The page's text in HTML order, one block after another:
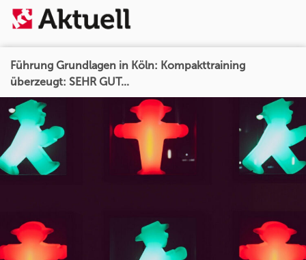
Führung Grundlagen in Köln: Kompakttraining
überzeugt: SEHR GUT...